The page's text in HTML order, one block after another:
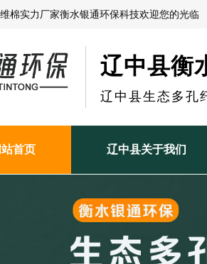
棉实力厂家衡水银通环保科技欢迎您的光临
辽中县衡
辽中县生态多孔
首页 辽中县关于我们